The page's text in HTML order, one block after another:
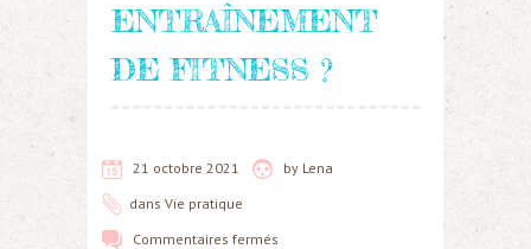
ENTRAÎNEMENT
DE FITNESS ?
21 octobre 2021 by Lena
dans Vie pratique
Commentaires fermés